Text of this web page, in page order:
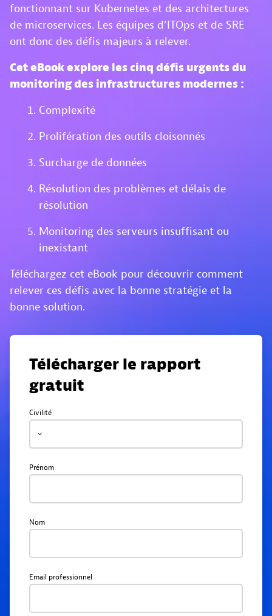
fonctionnant sur Kubernetes et des architectures
de microservices. Les équipes d’ITOps et de SRE
ont donc des défis majeurs à relever.
Cet eBook explore les cinq défis urgents du
monitoring des infrastructures modernes :
Complexité
Prolifération des outils cloisonnés
Surcharge de données
Résolution des problèmes et délais de
résolution
Monitoring des serveurs insuffisant ou
inexistant
Téléchargez cet eBook pour découvrir comment
relever ces défis avec la bonne stratégie et la
bonne solution.
Télécharger le rapport
gratuit
Civilité
Prénom
Nom
Email professionnel